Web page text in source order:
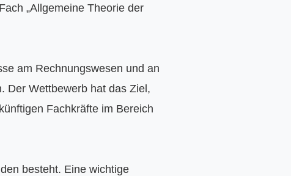
„Allgemeine Theorie der
am Rechnungswesen und an
Der Wettbewerb hat das Ziel,
Fachkräfte im Bereich
besteht. Eine wichtige